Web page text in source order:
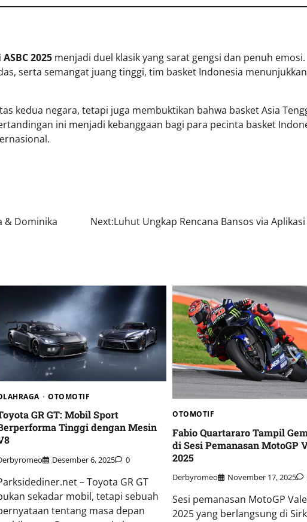
2025 menjadi duel klasik yang sarat gengsi dan penuh emosi.
serta semangat juang tinggi, tim basket Indonesia menunjukkan
kedua negara, tetapi juga membuktikan bahwa basket Asia
ini menjadi kebanggaan bagi para pecinta basket
& Dominika Next:Luhut Ungkap Rencana Bansos via
OTOMOTIF
GR GT: Mobil Sport
Tinggi dengan Mesin
Desember 6, 2025 0
– Toyota GR GT
sekadar mobil, tetapi sebuah
tentang masa depan
OTOMOTIF
Fabio Quartararo Tampil
di Sesi Pemanasan MotoGP
2025
Derbyromeo November 17, 2025
Sesi pemanasan MotoGP
2025 yang berlangsung di